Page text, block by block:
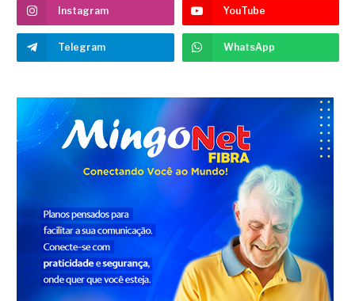
Instagram YouTube
Telegram WhatsApp